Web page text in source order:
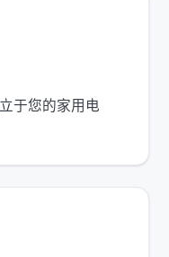
于您的家用电